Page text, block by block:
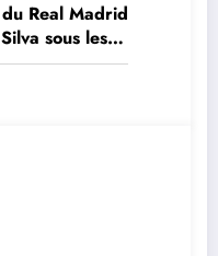
Real Madrid
sous les